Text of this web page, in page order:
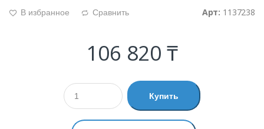
Арт: 1137238
g В избранное d Сравнить
106 820 ₸
Купить